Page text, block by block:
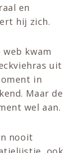
en
hij zich.
kwam
uit
in
Maar de
wel aan.
nooit